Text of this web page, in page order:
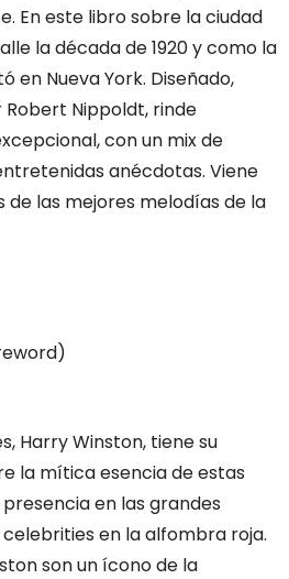
En este libro sobre la ciudad
la década de 1920 y como la
en Nueva York. Diseñado,
Nippoldt, rinde
con un mix de
anécdotas. Viene
de las mejores melodías de la
Harry Winston, tiene su
la mítica esencia de estas
en las grandes
en la alfombra roja.
son un ícono de la